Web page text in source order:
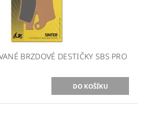
BRZDOVÉ DESTIČKY SBS PRO